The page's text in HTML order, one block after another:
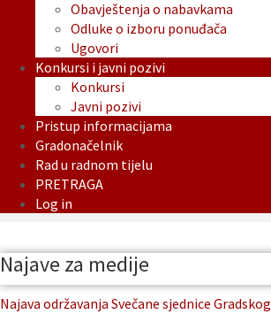
Obavještenja o nabavkama
Odluke o izboru ponuđača
Ugovori
Konkursi i javni pozivi
Konkursi
Javni pozivi
Pristup informacijama
Gradonačelnik
Rad u radnom tijelu
PRETRAGA
Log in
Najave za medije
Najava održavanja Svečane sjednice Gradskog